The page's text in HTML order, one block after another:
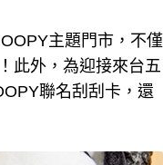
主題門市，不僅
此外，為迎接來台五
聯名刮刮卡，還